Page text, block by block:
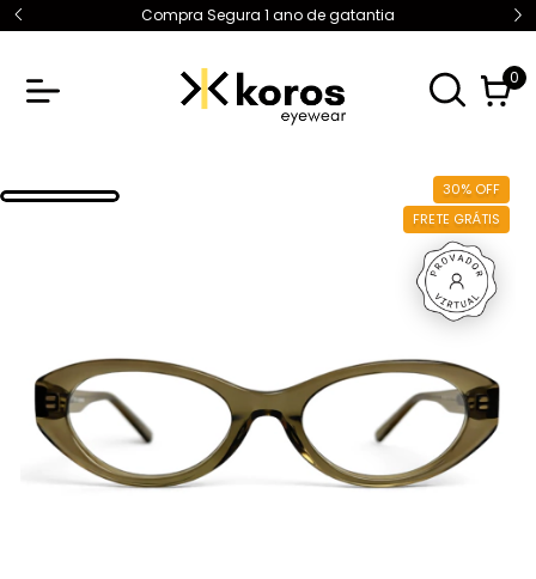
Compra Segura 1 ano de gatantia
0
30% OFF
FRETE GRÁTIS